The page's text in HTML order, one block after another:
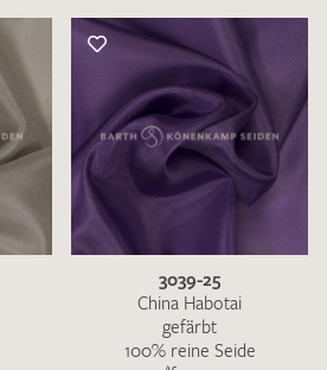
3039-25
China Habotai
gefärbt
100% reine Seide